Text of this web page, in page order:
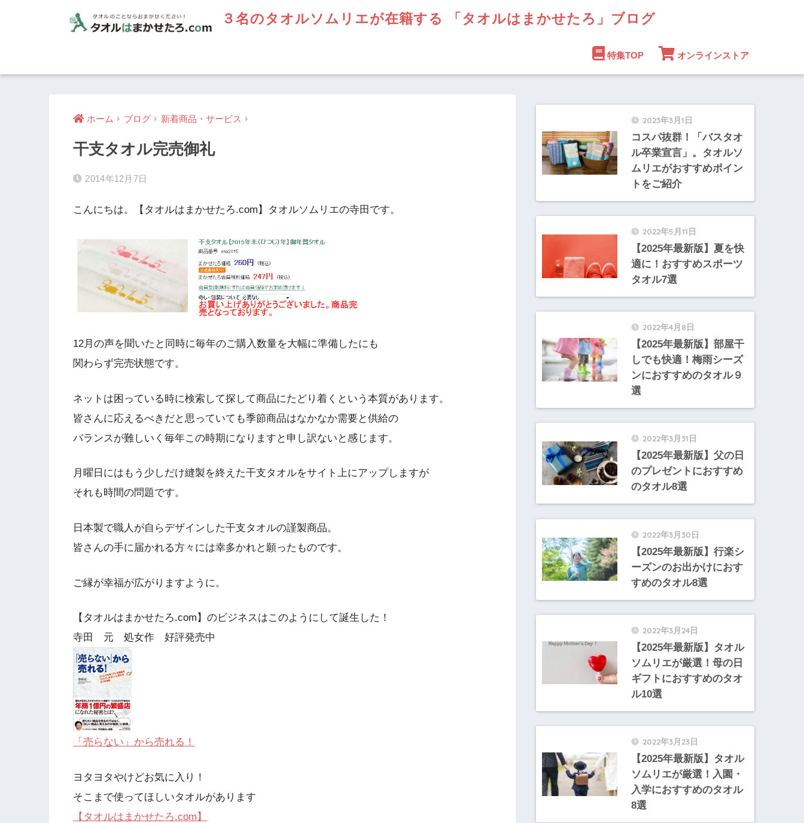
３名のタオルソムリエが在籍する 「タオルはまかせたろ」ブログ
特集TOP オンラインストア
ホーム ブログ 新着商品・サービス
干支タオル完売御礼
2014年12月7日
こんにちは。【タオルはまかせたろ.com】タオルソムリエの寺田です。
12月の声を聞いたと同時に毎年のご購入数量を大幅に準備したにも
関わらず完売状態です。
ネットは困っている時に検索して探して商品にたどり着くという本質があります。
皆さんに応えるべきだと思っていても季節商品はなかなか需要と供給の
バランスが難しいく毎年この時期になりますと申し訳ないと感じます。
月曜日にはもう少しだけ縫製を終えた干支タオルをサイト上にアップしますが
それも時間の問題です。
日本製で職人が自らデザインした干支タオルの謹製商品。
皆さんの手に届かれる方々には幸多かれと願ったものです。
ご縁が幸福が広がりますように。
【タオルはまかせたろ.com】のビジネスはこのようにして誕生した！
寺田 元 処女作 好評発売中
「売らない」から売れる！
ヨタヨタやけどお気に入り！
そこまで使ってほしいタオルがあります
【タオルはまかせたろ.com】
2023年3月1日
コスパ抜群！「バスタオ
ル卒業宣言」。タオルソ
ムリエがおすすめポイン
トをご紹介
2022年5月11日
【2025年最新版】夏を快
適に！おすすめスポーツ
タオル7選
2022年4月8日
【2025年最新版】部屋干
しでも快適！梅雨シーズ
ンにおすすめのタオル９
選
2022年3月31日
【2025年最新版】父の日
のプレゼントにおすすめ
のタオル8選
2022年3月30日
【2025年最新版】行楽シ
ーズンのお出かけにおす
すめのタオル8選
2022年3月24日
【2025年最新版】タオル
ソムリエが厳選！母の日
ギフトにおすすめのタオ
ル10選
2022年3月23日
【2025年最新版】タオル
ソムリエが厳選！入園・
入学におすすめのタオル
8選